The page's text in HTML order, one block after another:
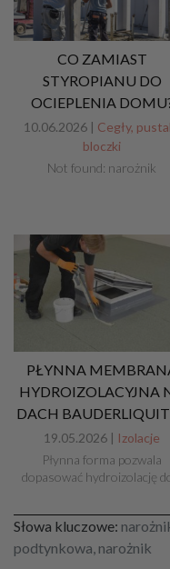
CO ZAMIAST
STYROPIANU DO
OCIEPLENIA
10.06.2026 | Cegły,
bloczki
Not found: narożnik
PŁYNNA
HYDROIZOLACYJNA
DACH
19.05.2026 | Izolacje
Płynna forma pozwala
dopasować hydroizolację
Słowa kluczowe:
podtynkowa, narożnik